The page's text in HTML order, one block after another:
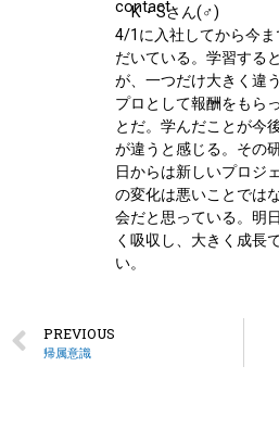
K・Sさん(♂)
4/1に入社してから今
だいている。学習する
が、一つだけ大きく違
プロとして報酬をもら
とだ。学んだことが今
が違うと感じる。その
日からは新しいプロジ
の変化は悪いことでは
会だと思っている。明
く吸収し、大きく成長
い。
PREVIOUS
帰属意識